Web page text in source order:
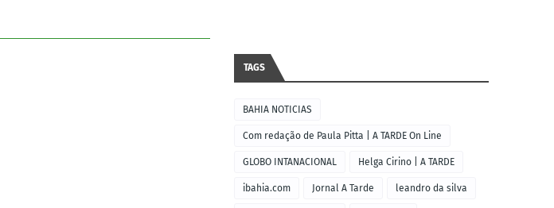
TAGS
BAHIA NOTICIAS
Com redação de Paula Pitta | A TARDE On Line
GLOBO INTANACIONAL Helga Cirino | A TARDE
ibahia.com Jornal A Tarde leandro da silva